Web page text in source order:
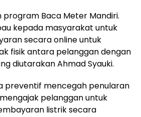
program Baca Meter Mandiri.
kepada masyarakat untuk
secara online untuk
fisik antara pelanggan dengan
diutarakan Ahmad Syauki.
preventif mencegah penularan
pelanggan untuk
listrik secara